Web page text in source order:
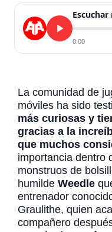
0:00
La comunidad de
móviles ha sido
más curiosas y
gracias a la
que muchos
importancia dentro
monstruos de
humilde Weedle
entrenador
Graulithe, quien
compañero